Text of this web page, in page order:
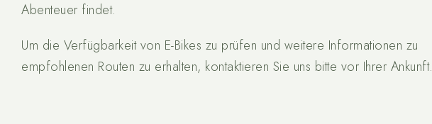
Abenteuer findet.
Um die Verfügbarkeit von E-Bikes zu prüfen und weitere Informationen zu
empfohlenen Routen zu erhalten, kontaktieren Sie uns bitte vor Ihrer Ankunft.